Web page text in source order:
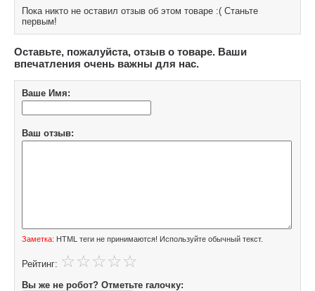
Пока никто не оставил отзыв об этом товаре :( Станьте
первым!
Оставьте, пожалуйста, отзыв о товаре. Ваши
впечатления очень важны для нас.
Ваше Имя:
Ваш отзыв:
Заметка: HTML теги не принимаются! Используйте обычный текст.
Рейтинг:
Вы же не робот? Отметьте галочку: